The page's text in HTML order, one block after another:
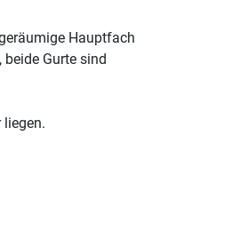
Hauptfach
Gurte sind